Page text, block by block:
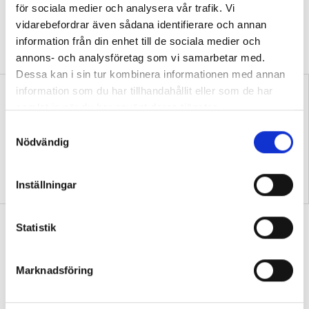
för sociala medier och analysera vår trafik. Vi
vidarebefordrar även sådana identifierare och annan
information från din enhet till de sociala medier och
annons- och analysföretag som vi samarbetar med.
Dessa kan i sin tur kombinera informationen med annan
information som du har tillhandahållit eller som de har
samlat in när du har använt deras tjänster.
Nödvändig
Inställningar
Statistik
Marknadsföring
DEBATT”Att ställa krav är inte elakt. Att vara schysst är inte alltid
snällt. Många gånger är det bara ett svek”, skriver Ulrica Björkblom
Agah om stöket i klassrummen.
skapar effektiv inlärning”
Nya skolan: ”Lärarhjärtat
hoppas på bättre villkor"
Test: Hur klarar du ditt första år som
QUIZ 15 verklighetsnära situationer – från att